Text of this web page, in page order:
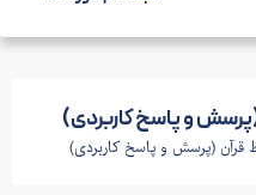
و پاسخ کاربردی)
قرآن (پرسش و پاسخ کاربردی)